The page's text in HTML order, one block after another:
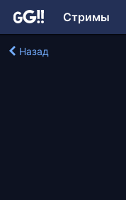
Стримы
Назад